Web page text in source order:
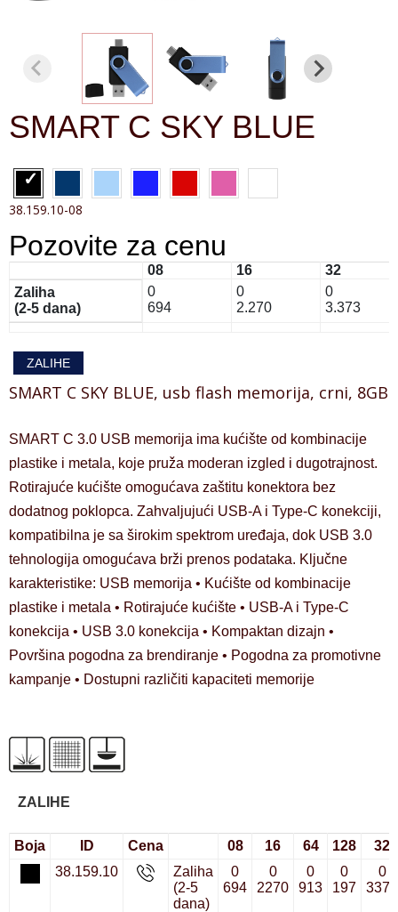
SMART C SKY BLUE
38.159.10-08
Pozovite za cenu
08 16
32
Zaliha
(2-5 dana)
0
694
0
2.270
0
3.373
ZALIHE
SMART C SKY BLUE, usb flash memorija, crni, 8GB
SMART C 3.0 USB memorija ima kućište od kombinacije
plastike i metala, koje pruža moderan izgled i dugotrajnost.
Rotirajuće kućište omogućava zaštitu konektora bez
dodatnog poklopca. Zahvaljujući USB-A i Type-C konekciji,
kompatibilna je sa širokim spektrom uređaja, dok USB 3.0
tehnologija omogućava brži prenos podataka. Ključne
karakteristike: USB memorija • Kućište od kombinacije
plastike i metala • Rotirajuće kućište • USB-A i Type-C
konekcija • USB 3.0 konekcija • Kompaktan dizajn •
Površina pogodna za brendiranje • Pogodna za promotivne
kampanje • Dostupni različiti kapaciteti memorije
ZALIHE
Boja ID Cena 08 16 64 128
32
38.159.10
Zaliha
(2-5
dana)
0
694
0
2270
0
913
0
197
0
3373